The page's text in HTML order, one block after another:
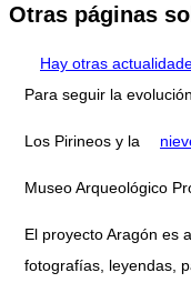
Otras páginas
Hay otras
Para seguir la
Los Pirineos y la
Museo Arqueológico
El proyecto Aragón es
fotografías, leyendas,